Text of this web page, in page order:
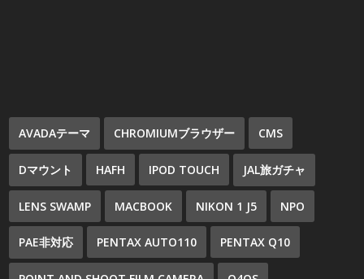
AVADAテーマ CHROMIUMブラウザー CMS
Dマウント HAFH IPOD TOUCH JAL旅ガチャ
LENS SWAMP MACBOOK NIKON 1 J5 NPO
PAE非対応 PENTAX AUTO110 PENTAX Q10